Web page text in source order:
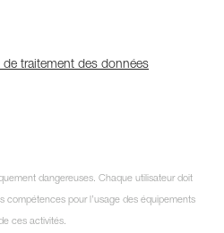
traitement des données
dangereuses. Chaque utilisateur doit
compétences pour l’usage des équipements
ces activités.